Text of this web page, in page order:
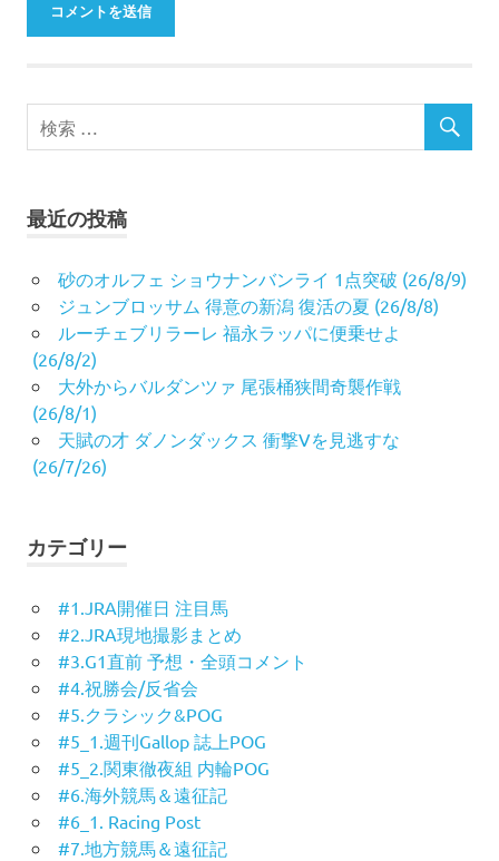
最近の投稿
砂のオルフェ ショウナンバンライ 1点突破 (26/8/9)
ジュンブロッサム 得意の新潟 復活の夏 (26/8/8)
ルーチェブリラーレ 福永ラッパに便乗せよ
(26/8/2)
大外からバルダンツァ 尾張桶狭間奇襲作戦
(26/8/1)
天賦の才 ダノンダックス 衝撃Vを見逃すな
(26/7/26)
カテゴリー
#1.JRA開催日 注目馬
#2.JRA現地撮影まとめ
#3.G1直前 予想・全頭コメント
#4.祝勝会/反省会
#5.クラシック&POG
#5_1.週刊Gallop 誌上POG
#5_2.関東徹夜組 内輪POG
#6.海外競馬＆遠征記
#6_1. Racing Post
#7.地方競馬＆遠征記